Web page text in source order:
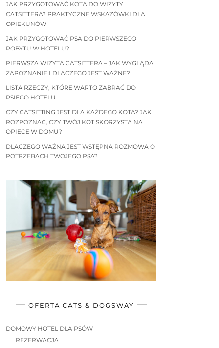
JAK PRZYGOTOWAĆ KOTA DO WIZYTY
CATSITTERA? PRAKTYCZNE WSKAZÓWKI DLA
OPIEKUNÓW
JAK PRZYGOTOWAĆ PSA DO PIERWSZEGO
POBYTU W HOTELU?
PIERWSZA WIZYTA CATSITTERA – JAK WYGLĄDA
ZAPOZNANIE I DLACZEGO JEST WAŻNE?
LISTA RZECZY, KTÓRE WARTO ZABRAĆ DO
PSIEGO HOTELU
CZY CATSITTING JEST DLA KAŻDEGO KOTA? JAK
ROZPOZNAĆ, CZY TWÓJ KOT SKORZYSTA NA
OPIECE W DOMU?
DLACZEGO WAŻNA JEST WSTĘPNA ROZMOWA O
POTRZEBACH TWOJEGO PSA?
OFERTA CATS & DOGSWAY
DOMOWY HOTEL DLA PSÓW
REZERWACJA